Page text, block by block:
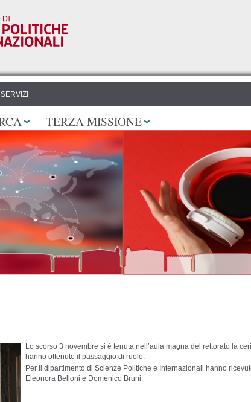
SERVIZI
TERZA MISSIONE
Lo scorso 3 novembre si è tenuta nell’aula magna del rettorato la
hanno ottenuto il passaggio di ruolo.
Per il dipartimento di Scienze Politiche e Internazionali hanno
Eleonora Belloni e Domenico Bruni